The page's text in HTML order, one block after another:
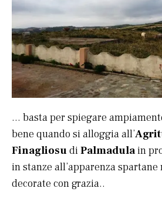
… basta per spiegare
bene quando si alloggia all’
Finagliosu diPalmadulain
in stanze all’apparenza
decorate con grazia..